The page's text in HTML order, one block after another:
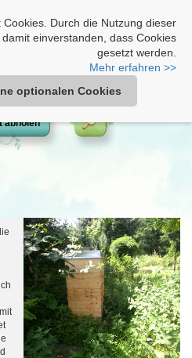
Durch die Nutzung dieser
einverstanden, dass Cookies
gesetzt werden.
Mehr erfahren >>
optionalen Cookies
abholen